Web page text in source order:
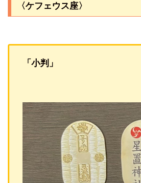
〈ケフェウス座〉
「小判」